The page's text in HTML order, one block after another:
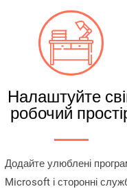
Налаштуйте
робочий
Додайте улюблені
Microsoft і сторонні